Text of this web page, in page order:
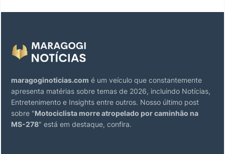
maragoginoticias.com é um veículo que constantemente
apresenta matérias sobre temas de 2026, incluindo Notícias,
Entretenimento e Insights entre outros. Nosso último post
sobre "Motociclista morre atropelado por caminhão na
MS-278" está em destaque, confira.